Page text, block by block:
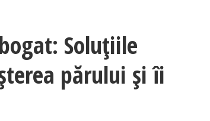
Soluțiile
părului și îi